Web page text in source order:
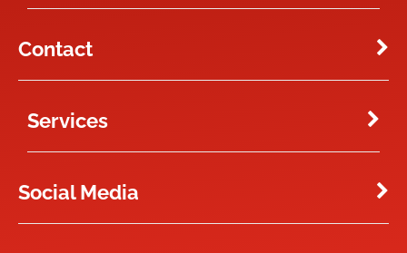
Contact
Services
Social Media